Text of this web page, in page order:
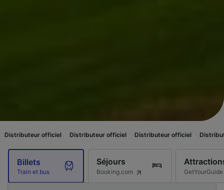
officiel Distributeur officiel Distributeur officiel Distributeur officiel
Billets
Train et bus
Séjours
Booking.com GetYourGuide